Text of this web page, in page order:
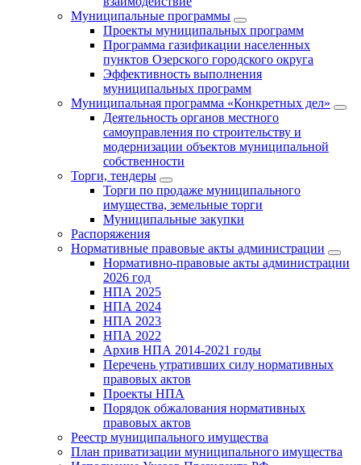
Муниципальные программы
Проекты муниципальных программ
Программа газификации населенных
пунктов Озерского городского округа
Эффективность выполнения
муниципальных программ
Муниципальная программа «Конкретных дел»
Деятельность органов местного
самоуправления по строительству и
модернизации объектов муниципальной
собственности
Торги, тендеры
Торги по продаже муниципального
имущества, земельные торги
Муниципальные закупки
Распоряжения
Нормативные правовые акты администрации
Нормативно-правовые акты администрации
2026 год
НПА 2025
НПА 2024
НПА 2023
НПА 2022
Архив НПА 2014-2021 годы
Перечень утративших силу нормативных
правовых актов
Проекты НПА
Порядок обжалования нормативных
правовых актов
Реестр муниципального имущества
План приватизации муниципального имущества